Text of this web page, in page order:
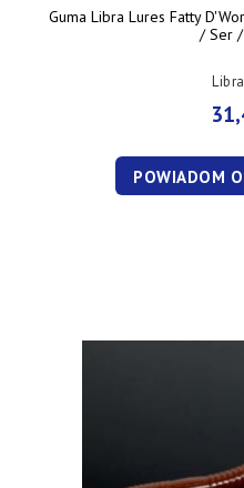
Guma Libra Lures Fatty
/ Ser
POWIADOM